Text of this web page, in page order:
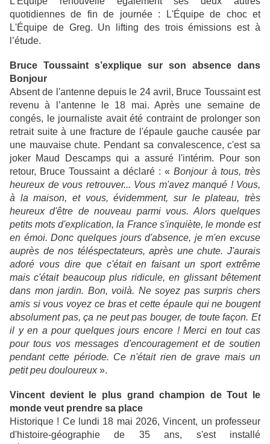
quotidiennes de fin de journée : L'Équipe de choc et
L'Équipe de Greg. Un lifting des trois émissions est à
l’étude.
Bruce Toussaint s’explique sur son absence dans
Bonjour
Absent de l'antenne depuis le 24 avril, Bruce Toussaint est
revenu à l’antenne le 18 mai. Après une semaine de
congés, le journaliste avait été contraint de prolonger son
retrait suite à une fracture de l'épaule gauche causée par
une mauvaise chute. Pendant sa convalescence, c'est sa
joker Maud Descamps qui a assuré l'intérim. Pour son
retour, Bruce Toussaint a déclaré : «Bonjour à tous, très
heureux de vous retrouver... Vous m'avez manqué ! Vous,
à la maison, et vous, évidemment, sur le plateau, très
heureux d'être de nouveau parmi vous. Alors quelques
petits mots d'explication, la France s'inquiète, le monde est
en émoi. Donc quelques jours d'absence, je m'en excuse
auprès de nos téléspectateurs, après une chute. J'aurais
adoré vous dire que c'était en faisant un sport extrême
mais c'était beaucoup plus ridicule, en glissant bêtement
dans mon jardin. Bon, voilà. Ne soyez pas surpris chers
amis si vous voyez ce bras et cette épaule qui ne bougent
absolument pas, ça ne peut pas bouger, de toute façon. Et
il y en a pour quelques jours encore ! Merci en tout cas
pour tous vos messages d'encouragement et de soutien
pendant cette période. Ce n'était rien de grave mais un
petit peu douloureux».
Vincent devient le plus grand champion de Tout le
monde veut prendre sa place
Historique ! Ce lundi 18 mai 2026, Vincent, un professeur
d'histoire-géographie de 35 ans, s'est installé